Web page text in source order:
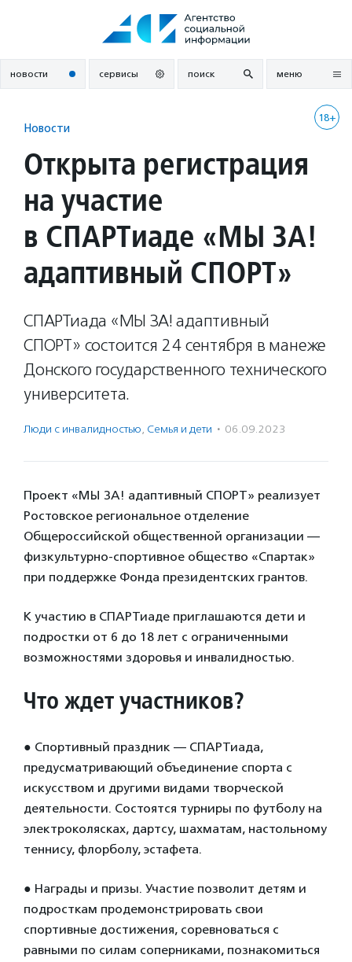
новости сервисы поиск меню
18+
Новости
Открыта регистрация
на участие
в СПАРТиаде «МЫ ЗА!
адаптивный СПОРТ»
СПАРТиада «МЫ ЗА! адаптивный
СПОРТ» состоится 24 сентября в манеже
Донского государственного технического
университета.
Люди с инвалидностью, Семья и дети · 06.09.2023
Проект «МЫ ЗА! адаптивный СПОРТ» реализует
Ростовское региональное отделение
Общероссийской общественной организации —
физкультурно-спортивное общество «Спартак»
при поддержке Фонда президентских грантов.
К участию в СПАРТиаде приглашаются дети и
подростки от 6 до 18 лет с ограниченными
возможностями здоровья и инвалидностью.
Что ждет участников?
● Спортивный праздник — СПАРТиада,
предусматривающий объединение спорта с
искусством и другими видами творческой
деятельности. Состоятся турниры по футболу на
электроколясках, дартсу, шахматам, настольному
теннису, флорболу, эстафета.
● Награды и призы. Участие позволит детям и
подросткам продемонстрировать свои
спортивные достижения, соревноваться с
равными по силам соперниками, познакомиться